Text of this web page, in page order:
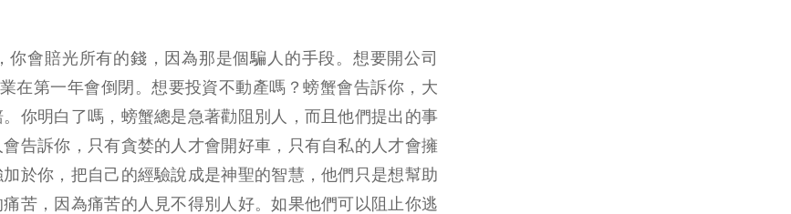
會賠光所有的錢，因為那是個騙人的手段。想要開公司
在第一年會倒閉。想要投資不動產嗎？螃蟹會告訴你，大
你明白了嗎，螃蟹總是急著勸阻別人，而且他們提出的事
告訴你，只有貪婪的人才會開好車，只有自私的人才會擁
於你，把自己的經驗說成是神聖的智慧，他們只是想幫助
苦，因為痛苦的人見不得別人好。如果他們可以阻止你逃